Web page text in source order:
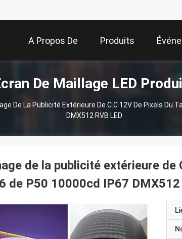
A Propos De
Nous
Produits
De Maillage LED
De La Publicité Extérieure De C.C 12V De Pixels Du
DMX512 RVB LED
de la publicité extérieure de
de P50 10000cd IP67 DMX512